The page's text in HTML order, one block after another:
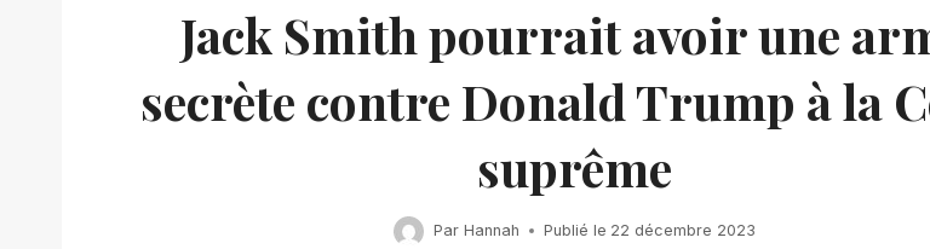
Jack Smith pourrait avoir une
secrète contre Donald Trump à la
suprême
Par Hannah Publié le 22 décembre 2023